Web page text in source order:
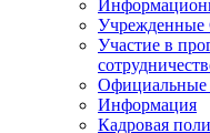
Участие в
Официальные
Информация
Кадровая